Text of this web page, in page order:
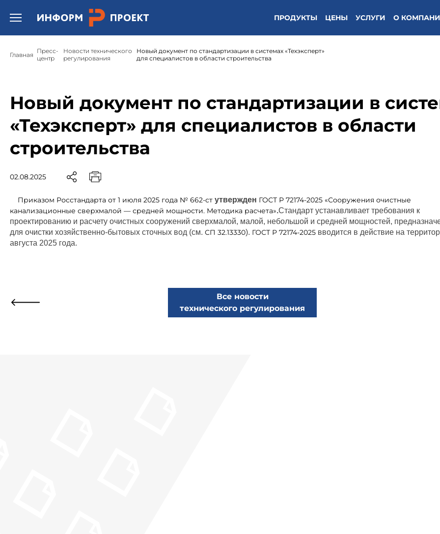
Открыть бургер меню. ПРОДУКТЫ ЦЕНЫ УСЛУГИ О
Главная Пресс-
центр
Новости технического
регулирования
Новый документ по стандартизации в системах «Техэксперт»
для специалистов в области строительства
Новый документ по стандартизации в
«Техэксперт» для специалистов в области
строительства
02.08.2025
Приказом Росстандарта от 1 июля 2025 года № 662-ст утвержден ГОСТ Р 72174-2025 «Сооружения очистные
канализационные сверхмалой — средней мощности. Методика расчета».Стандарт устанавливает требования к
проектированию и расчету очистных сооружений сверхмалой, малой, небольшой и средней мощностей,
для очистки хозяйственно-бытовых сточных вод (см. СП 32.13330). ГОСТ Р 72174-2025 вводится в действие на
августа 2025 года.
Все новости
технического регулирования